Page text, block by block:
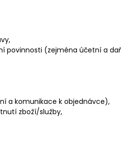
povinnosti (zejména účetní a
a komunikace k objednávce),
zboží/služby,